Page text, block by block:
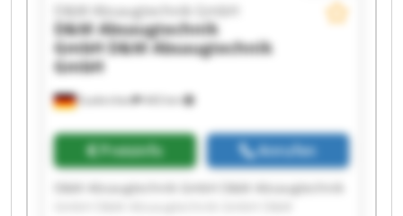
Euskirchen 443 km
D&M Absaugtechnik GmbH
D&M Absaugtechnik
GmbH D&M Absaugtechnik
GmbH
Preisinfo Anrufen
D&M Absaugtechnik GmbH D&M Absaugtechnik